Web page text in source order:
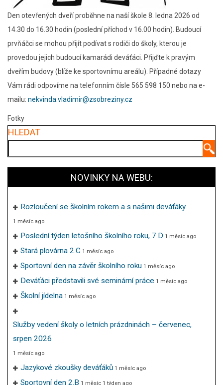
Den otevřených dveří proběhne na naší škole 8. ledna 2026 od
14.30 do 16.30 hodin (poslední příchod v 16.00 hodin). Budoucí
prvňáčci se mohou přijít podívat s rodiči do školy, kterou je
provedou jejich budoucí kamarádi deváťáci. Přijďte k pravým
dveřím budovy (blíže ke sportovnímu areálu). Případné dotazy
Vám rádi odpovíme na telefonním čísle 565 598 150 nebo na e-
mailu: nekvinda.vladimir@zsobreziny.cz
Fotky
HLEDAT
NOVINKY NA WEBU:
Rozloučení se školním rokem a s našimi deváťáky
1 měsíc ago
Poslední týden letošního školního roku, 7.D 1 měsíc ago
Stará plovárna 2.C 1 měsíc ago
Sportovní den na závěr školního roku 1 měsíc ago
Deváťáci představili své seminární práce 1 měsíc ago
Školní jídelna 1 měsíc ago
Služby vedení školy o letních prázdninách – červenec,
srpen 2026
1 měsíc ago
Jazykové zkoušky deváťáků 1 měsíc ago
Sportovní den 2.B 1 měsíc 1 týden ago